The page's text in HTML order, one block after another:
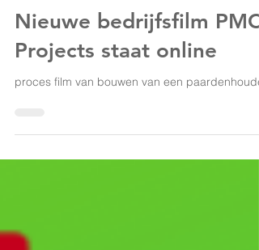
Nieuwe bedrijfsfilm PMC
Projects staat online
proces film van bouwen van een